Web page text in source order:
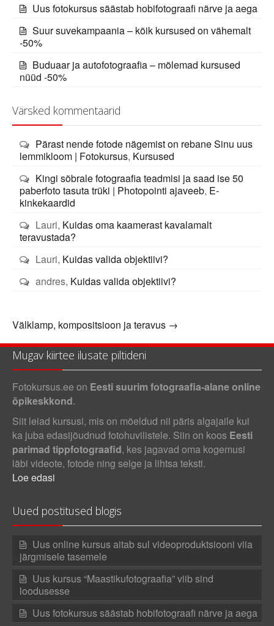
Uus fotokursus säästab hobifotograafi närve ja aega
Suur suvekampaania – kõik kursused on vähemalt
-50%
Buduaar ja autofotograafia – mõlemad kursused
nüüd -50%
Värsked kommentaarid
Pärast nende fotode nägemist on rebane Sinu uus
lemmikloom | Fotokursus, Kursused
Kingi sõbrale fotograafia teadmisi ja saad ise 50
paberfoto tasuta trüki | Photopointi ajaveeb, E-
kinkekaardid
Lauri, Kuidas oma kaamerast kavalamalt
teravustada?
Lauri, Kuidas valida objektiivi?
andres, Kuidas valida objektiivi?
Välklamp, kompositsioon ja teravus →
Mugav kiirtee ilusate piltideni
Fotokursus.ee on Eesti suurim fotograafia-alane online
õpikeskkond.
Siit leiad kursusi, mis on mõeldud nii päris algajaile kui
ka juba edasijõudnud fotohuvilistele. Siin on koos Eesti
parimad tippfotograafid, kes jagavad oma kogemusi
läbi videote, fotode ning selge ja lihtsa teksti.
Loe edasi
Uued postitused blogis
Uus online kursus aitab sul videoproduktsiooni viia
järgmisele tasemele
Uus kursus “Maastikufotograafia” viib sind
loodusesse
Uus fotokursus säästab hobifotograafi närve ja aega